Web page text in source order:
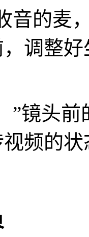
的麦，
调整
头前
频的